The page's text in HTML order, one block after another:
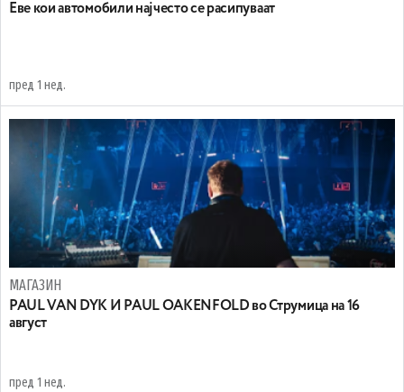
Еве кои автомобили најчесто се расипуваат
пред 1 нед.
МАГАЗИН
PAUL VAN DYK И PAUL OAKENFOLD во Струмица на 16
август
пред 1 нед.